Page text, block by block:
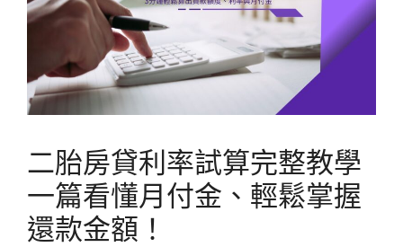
二胎房貸利率試算完整教學
一篇看懂月付金、輕鬆掌握
還款金額！